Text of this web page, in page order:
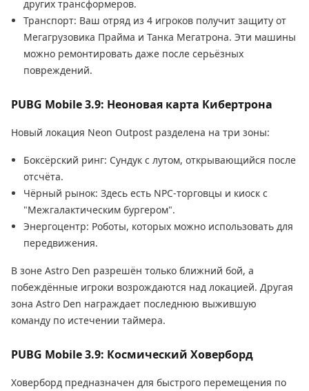
других трансформеров.
Транспорт: Ваш отряд из 4 игроков получит защиту от
Мегагрузовика Прайма и Танка Мегатрона. Эти машины
можно ремонтировать даже после серьёзных
повреждений.
PUBG Mobile 3.9: Неоновая карта Кибертрона
Новый локация Neon Outpost разделена на три зоны:
Боксёрский ринг: Сундук с лутом, открывающийся после
отсчёта.
Чёрный рынок: Здесь есть NPC-торговцы и киоск с
"Межгалактическим бургером".
Энергоцентр: Роботы, которых можно использовать для
передвижения.
В зоне Astro Den разрешён только ближний бой, а
побеждённые игроки возрождаются над локацией. Другая
зона Astro Den награждает последнюю выжившую
команду по истечении таймера.
PUBG Mobile 3.9: Космический Ховерборд
Ховерборд предназначен для быстрого перемещения по